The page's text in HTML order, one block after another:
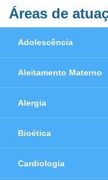
Áreas de
Adolescência
Aleitamento Materno
Alergia
Bioética
Cardiologia